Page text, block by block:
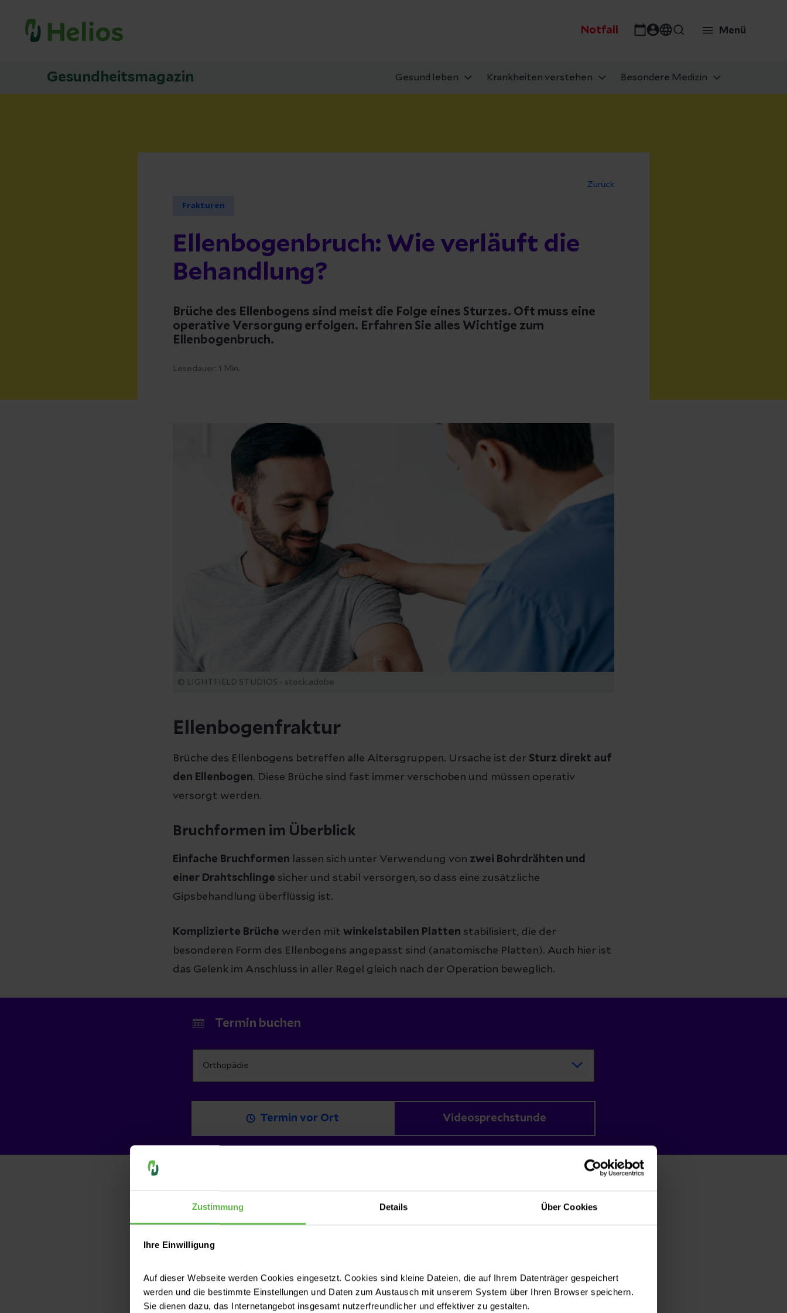
Zustimmung Details Über Cookies
Ihre Einwilligung
Auf dieser Webseite werden Cookies eingesetzt. Cookies sind kleine Dateien, die auf Ihrem Datenträger gespeichert
werden und die bestimmte Einstellungen und Daten zum Austausch mit unserem System über Ihren Browser speichern.
Sie dienen dazu, das Internetangebot insgesamt nutzerfreundlicher und effektiver zu gestalten.
Notfall Menü
Gesundheitsmagazin Gesund leben Krankheiten verstehen Besondere Medizin
Zurück
Frakturen
Ellenbogenbruch: Wie verläuft die
Behandlung?
Brüche des Ellenbogens sind meist die Folge eines Sturzes. Oft muss eine
operative Versorgung erfolgen. Erfahren Sie alles Wichtige zum
Ellenbogenbruch.
Lesedauer: 1 Min.
© LIGHTFIELD STUDIOS - stock.adobe
Ellenbogenfraktur
Brüche des Ellenbogens betreffen alle Altersgruppen. Ursache ist der Sturz direkt auf
den Ellenbogen. Diese Brüche sind fast immer verschoben und müssen operativ
versorgt werden.
Bruchformen im Überblick
Einfache Bruchformen lassen sich unter Verwendung von zwei Bohrdrähten und
einer Drahtschlinge sicher und stabil versorgen, so dass eine zusätzliche
Gipsbehandlung überflüssig ist.
Komplizierte Brüche werden mit winkelstabilen Platten stabilisiert, die der
besonderen Form des Ellenbogens angepasst sind (anatomische Platten). Auch hier ist
das Gelenk im Anschluss in aller Regel gleich nach der Operation beweglich.
Termin buchen
Termin vor Ort Videosprechstunde
Teilen
War dieser Artikel hilfreich? Ja Ich habe mehr Fragen